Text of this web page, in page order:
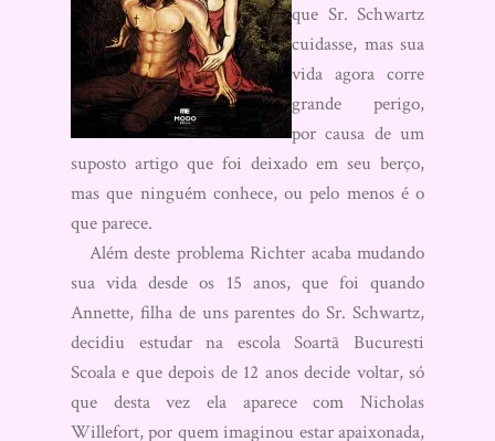
que Sr. Schwartz
cuidasse, mas sua
vida agora corre
grande perigo,
por causa de um
suposto artigo que foi deixado em seu berço,
mas que ninguém conhece, ou pelo menos é o
que parece.
Além deste problema Richter acaba mudando
sua vida desde os 15 anos, que foi quando
Annette, filha de uns parentes do Sr. Schwartz,
decidiu estudar na escola Soartã Bucuresti
Scoala e que depois de 12 anos decide voltar, só
que desta vez ela aparece com Nicholas
Willefort, por quem imaginou estar apaixonada,